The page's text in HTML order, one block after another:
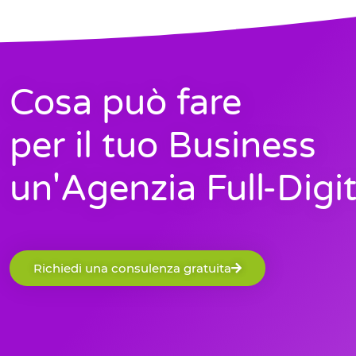
Cosa può fare
per il tuo Business
un'Agenzia Full-
Richiedi una consulenza gratuita